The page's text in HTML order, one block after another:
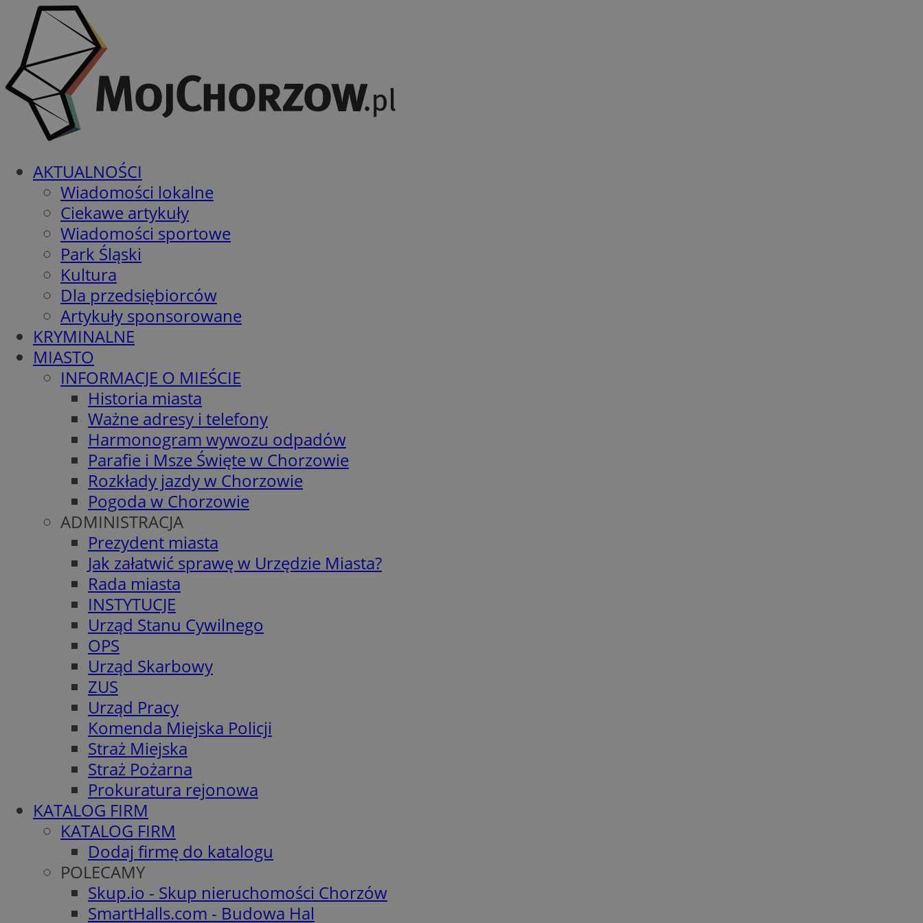
AKTUALNOŚCI
Wiadomości lokalne
Ciekawe artykuły
Wiadomości sportowe
Park Śląski
Kultura
Dla przedsiębiorców
Artykuły sponsorowane
KRYMINALNE
MIASTO
INFORMACJE O MIEŚCIE
Historia miasta
Ważne adresy i telefony
Harmonogram wywozu odpadów
Parafie i Msze Święte w Chorzowie
Rozkłady jazdy w Chorzowie
Pogoda w Chorzowie
ADMINISTRACJA
Prezydent miasta
Jak załatwić sprawę w Urzędzie Miasta?
Rada miasta
INSTYTUCJE
Urząd Stanu Cywilnego
OPS
Urząd Skarbowy
ZUS
Urząd Pracy
Komenda Miejska Policji
Straż Miejska
Straż Pożarna
Prokuratura rejonowa
KATALOG FIRM
KATALOG FIRM
Dodaj firmę do katalogu
POLECAMY
Skup.io - Skup nieruchomości Chorzów
SmartHalls.com - Budowa Hal